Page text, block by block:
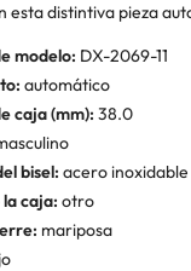
esta distintiva pieza
modelo: DX-2069-11
automático
caja (mm): 38.0
bisel: acero inoxidable
caja: otro
mariposa